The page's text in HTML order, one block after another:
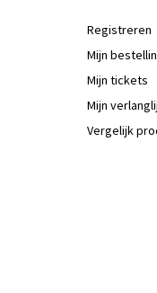
Registreren
Mijn
Mijn tickets
Mijn
Vergelijk